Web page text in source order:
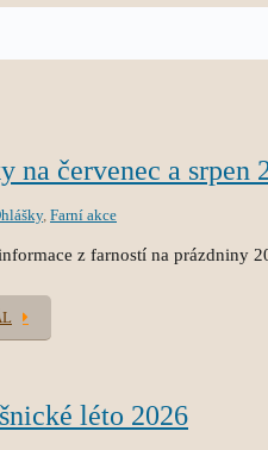
na červenec a srpen
, Farní akce
z farností na prázdniny
léto 2026